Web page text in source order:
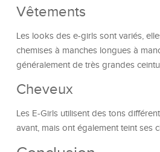
Vêtements
Les looks des e-girls sont variés,
chemises à manches longues à
généralement de très grandes
Cheveux
Les E-Girls utilisent des tons
avant, mais ont également teint ses